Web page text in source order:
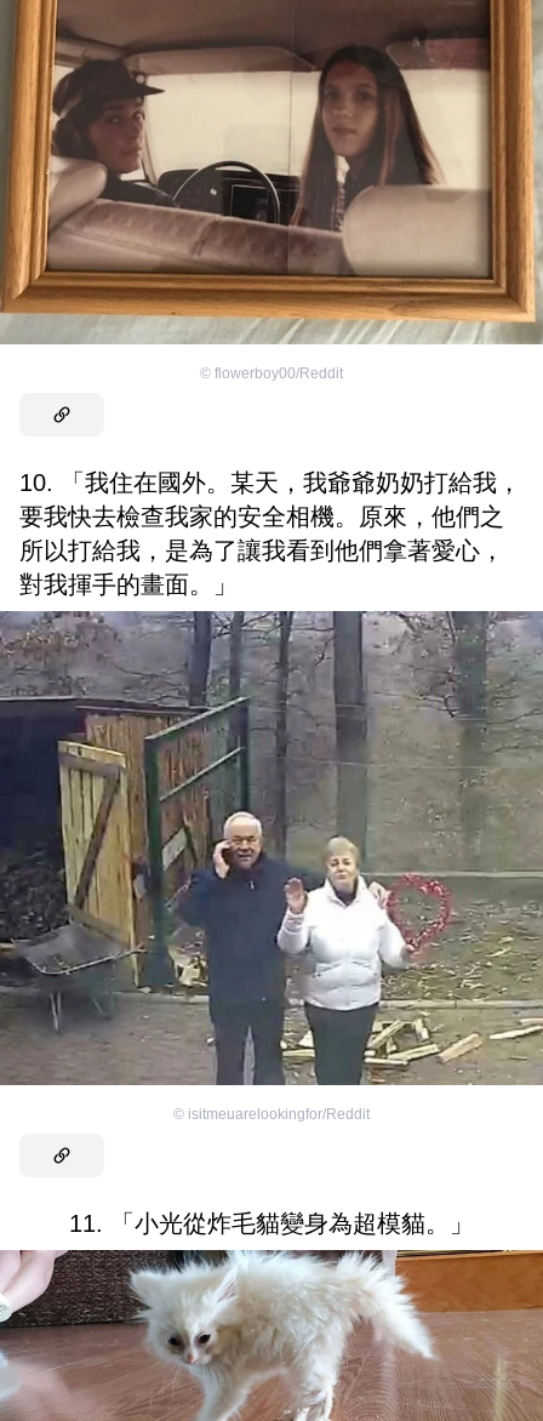
© flowerboy00/Reddit
10. 「我住在國外。某天，我爺爺奶奶打給我，
要我快去檢查我家的安全相機。原來，他們之
所以打給我，是為了讓我看到他們拿著愛心，
對我揮手的畫面。」
© isitmeuarelookingfor/Reddit
11. 「小光從炸毛貓變身為超模貓。」